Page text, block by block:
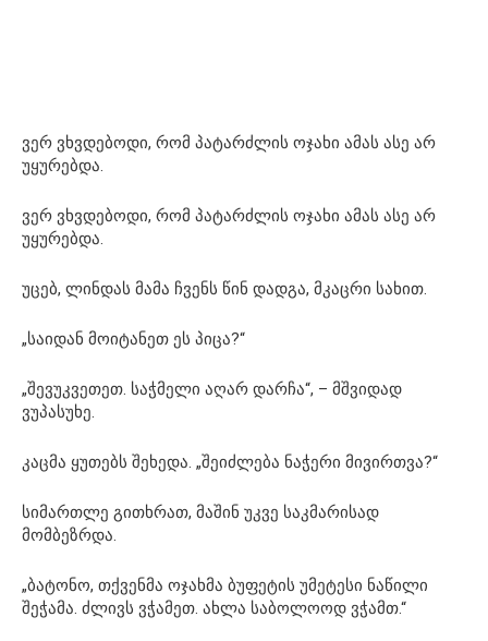
ვერ ვხვდებოდი, რომ პატარძლის ოჯახი ამას ასე არ
უყურებდა.
ვერ ვხვდებოდი, რომ პატარძლის ოჯახი ამას ასე არ
უყურებდა.
უცებ, ლინდას მამა ჩვენს წინ დადგა, მკაცრი სახით.
„საიდან მოიტანეთ ეს პიცა?“
„შევუკვეთეთ. საჭმელი აღარ დარჩა“, – მშვიდად
ვუპასუხე.
კაცმა ყუთებს შეხედა. „შეიძლება ნაჭერი მივირთვა?“
სიმართლე გითხრათ, მაშინ უკვე საკმარისად
მომბეზრდა.
„ბატონო, თქვენმა ოჯახმა ბუფეტის უმეტესი ნაწილი
შეჭამა. ძლივს ვჭამეთ. ახლა საბოლოოდ ვჭამთ.“